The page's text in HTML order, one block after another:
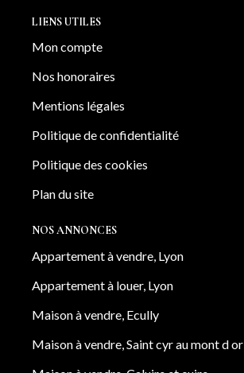
LIENS UTILES
Mon compte
Nos honoraires
Mentions légales
Politique de confidentialité
Politique des cookies
Plan du site
NOS ANNONCES
Appartement à vendre, Lyon
Appartement à louer, Lyon
Maison à vendre, Ecully
Maison à vendre, Saint cyr au mont d or